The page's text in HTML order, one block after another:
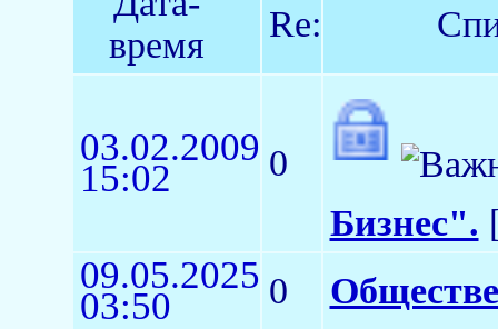
время
Re:
03.02.2009
15:02
0
Бизнес".
09.05.2025
03:50 0